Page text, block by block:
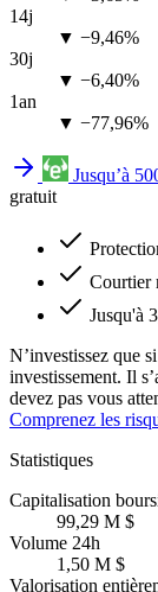
14j
▼ −9,46%
30j
▼ −6,40%
1an
▼ −77,96%
Jusqu’à
gratuit
Courtier
Jusqu'à
N’investissez que
investissement. Il
devez pas vous
Comprenez les
Statistiques
Capitalisation
99,29 M $
Volume 24h
1,50 M $
Valorisation